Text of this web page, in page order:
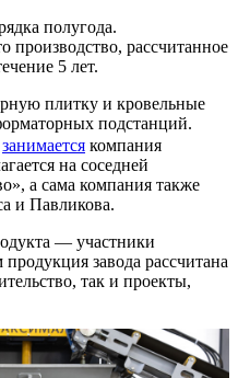
полугода.
производство, рассчитанное
5 лет.
плитку и кровельные
подстанций.
занимается компания
на соседней
а сама компания также
и Павликова.
— участники
завода рассчитана
так и проекты,